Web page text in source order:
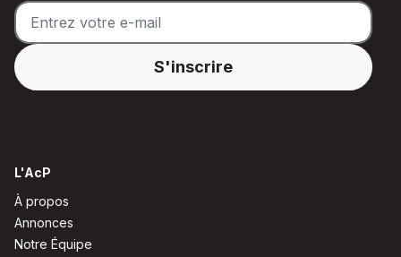
L'AcP
À propos
Annonces
Notre Équipe